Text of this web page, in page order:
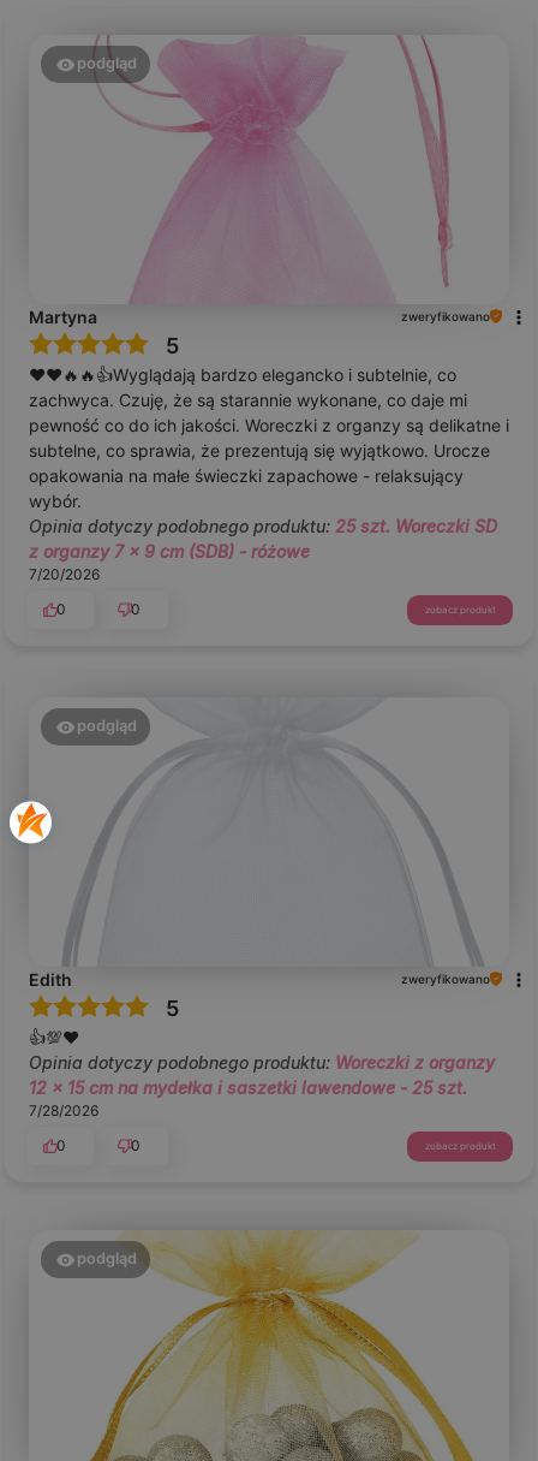
podgląd
Martyna zweryfikowano
5
❤️❤️🔥🔥👍️Wyglądają bardzo elegancko i subtelnie, co
zachwyca. Czuję, że są starannie wykonane, co daje mi
pewność co do ich jakości. Woreczki z organzy są delikatne i
subtelne, co sprawia, że prezentują się wyjątkowo. Urocze
opakowania na małe świeczki zapachowe - relaksujący
wybór.
Opinia dotyczy podobnego produktu: 25 szt. Woreczki SD
z organzy 7 x 9 cm (SDB) - różowe
7/20/2026
0
0 zobacz produkt
podgląd
Edith zweryfikowano
5
👍️💯❤️
Opinia dotyczy podobnego produktu: Woreczki z organzy
12 x 15 cm na mydełka i saszetki lawendowe - 25 szt.
7/28/2026
0
0 zobacz produkt
podgląd